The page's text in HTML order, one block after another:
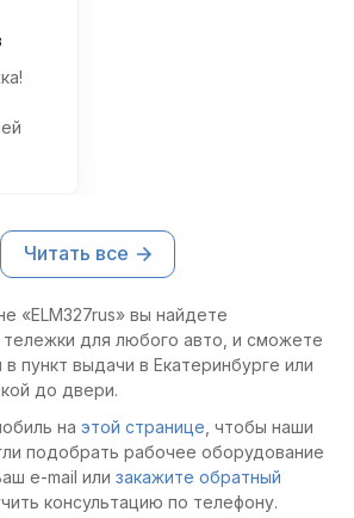
Читать все
«ELM327rus» вы найдете
для любого авто, и сможете
в пункт выдачи в Екатеринбурге или
до двери.
на этой странице , чтобы наши
подобрать рабочее оборудование
e-mail или закажите обратный
консультацию по телефону.